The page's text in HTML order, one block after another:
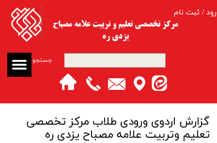
جستجو
/ ثبت نام
حساب کاربری من
خروج از حساب کاربری
مرکز تخصصی تعلیم و تربیت​​​​​​​ علامه مصباح
یزدی ره
گزارش اردوی ورودی طلاب مرکز تخصصی
تعلیم وتربیت علامه مصباح یزدی ره